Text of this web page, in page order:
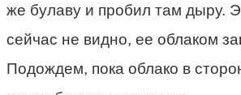
же булаву и пробил там дыру.
сейчас не видно, ее облаком
Подождем, пока облако в